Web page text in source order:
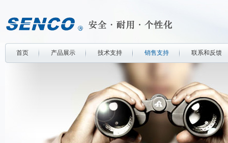
首页 产品展示 技术支持 销售支持 联系和反馈